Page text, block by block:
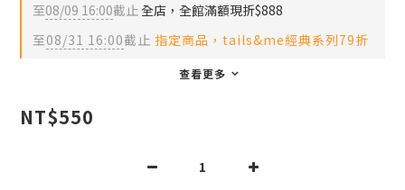
至08/09 16:00截止全店，全館滿額現折$888
至08/31 16:00截止 指定商品，tails&me經典系列79折
查看更多
NT$550